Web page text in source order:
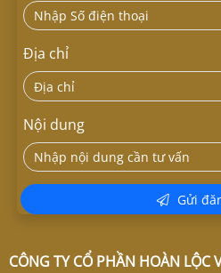
CÔNG TY CỔ PHẦN HOÀN LỘC
Địa chỉ
Nội dung
Gửi